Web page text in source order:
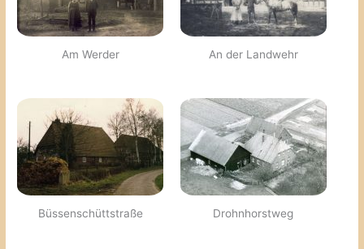
Am Werder An der Landwehr
Büssenschüttstraße Drohnhorstweg